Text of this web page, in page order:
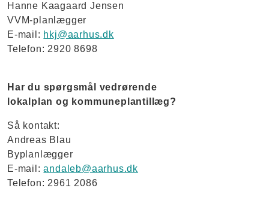
Hanne Kaagaard Jensen
VVM-planlægger
E-mail: hkj@aarhus.dk
Telefon: 2920 8698
Har du spørgsmål vedrørende
lokalplan og kommuneplantillæg?
Så kontakt:
Andreas Blau
Byplanlægger
E-mail:andaleb@aarhus.dk
Telefon: 2961 2086